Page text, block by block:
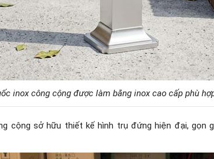
inox công cộng được làm bằng inox cao cấp phù
cộng sở hữu thiết kế hình trụ đứng hiện đại, gọn